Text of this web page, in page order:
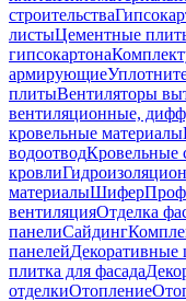
строительства
листыЦементные
гипсокартона
армирующие
плитыВентиляторы
вентиляционные,
кровельные материалы
водоотводКровельные
кровли
материалыШифер
вентиляцияОтделка
панелиСайдинг
панелейДекоративные
плитка для фасада
отделкиОтопление